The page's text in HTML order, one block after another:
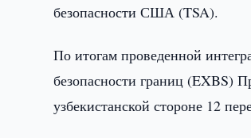
безопасности США (TSA).
По итогам проведенной
безопасности границ (EXBS)
узбекистанской стороне 12